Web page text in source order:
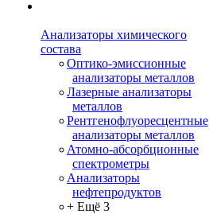
Анализаторы химического
состава
Оптико-эмиссионные
анализаторы металлов
Лазерные анализаторы
металлов
Рентгенофлуоресцентные
анализаторы металлов
Атомно-абсорбционные
спектрометры
Анализаторы
нефтепродуктов
+ Ещё 3